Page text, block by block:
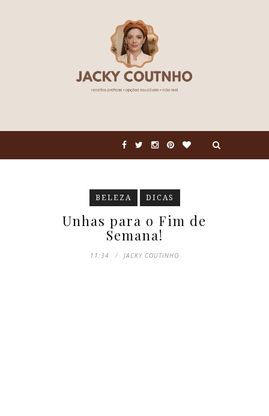
BELEZA DICAS
Unhas para o Fim de
Semana!
11:34 JACKY COUTINHO